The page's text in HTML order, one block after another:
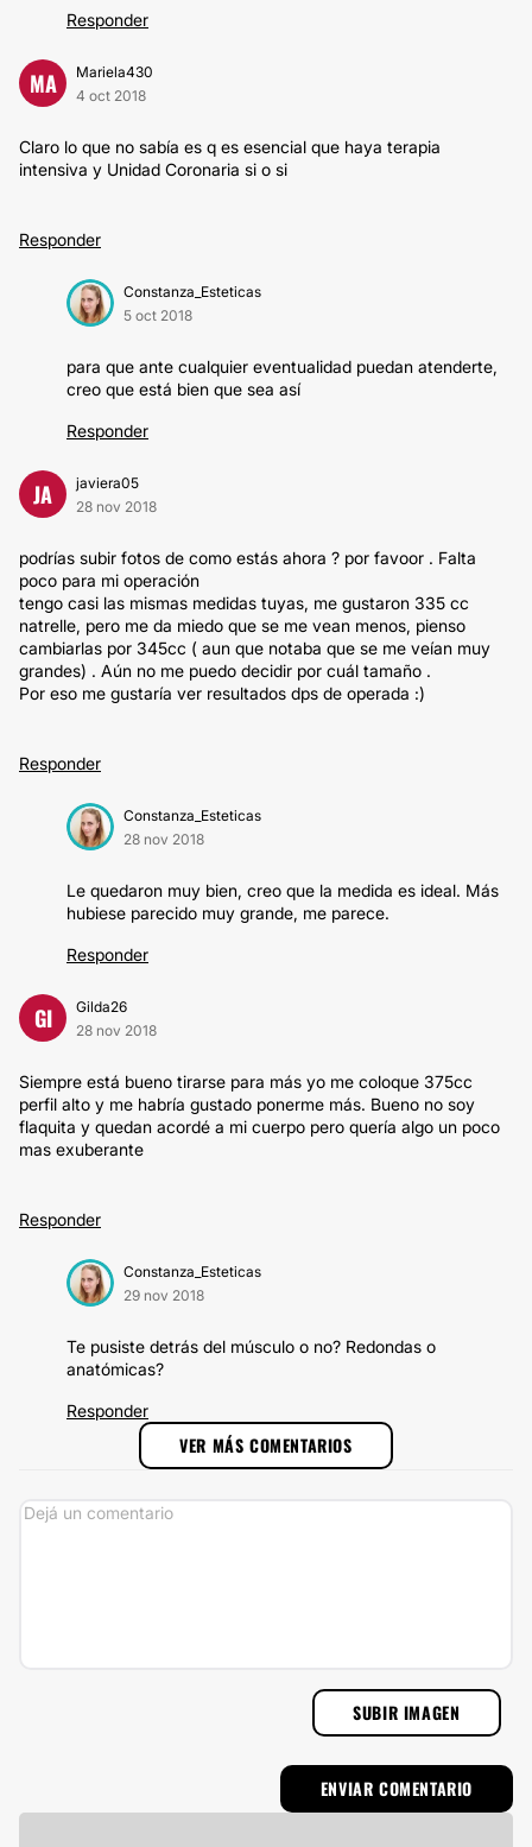
Responder
MA
Mariela430
4 oct 2018
Claro lo que no sabía es q es esencial que haya terapia
intensiva y Unidad Coronaria si o si
Responder
Constanza_Esteticas
5 oct 2018
para que ante cualquier eventualidad puedan atenderte,
creo que está bien que sea así
Responder
JA
javiera05
28 nov 2018
podrías subir fotos de como estás ahora ? por favoor . Falta
poco para mi operación
tengo casi las mismas medidas tuyas, me gustaron 335 cc
natrelle, pero me da miedo que se me vean menos, pienso
cambiarlas por 345cc ( aun que notaba que se me veían muy
grandes) . Aún no me puedo decidir por cuál tamaño .
Por eso me gustaría ver resultados dps de operada :)
Responder
Constanza_Esteticas
28 nov 2018
Le quedaron muy bien, creo que la medida es ideal. Más
hubiese parecido muy grande, me parece.
Responder
GI
Gilda26
28 nov 2018
Siempre está bueno tirarse para más yo me coloque 375cc
perfil alto y me habría gustado ponerme más. Bueno no soy
flaquita y quedan acordé a mi cuerpo pero quería algo un poco
mas exuberante
Responder
Constanza_Esteticas
29 nov 2018
Te pusiste detrás del músculo o no? Redondas o
anatómicas?
Responder
VER MÁS COMENTARIOS
SUBIR IMAGEN